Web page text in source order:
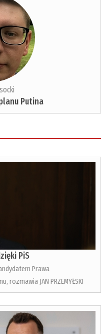
Putina
PiS
Prawa
rozmawia JAN PRZEMYŁSKI